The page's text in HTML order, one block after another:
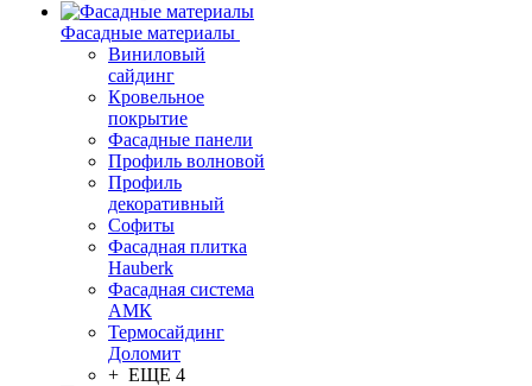
Фасадные материалы
Виниловый
сайдинг
Кровельное
покрытие
Фасадные панели
Профиль волновой
Профиль
декоративный
Софиты
Фасадная плитка
Hauberk
Фасадная система
АМК
Термосайдинг
Доломит
+ ЕЩЕ 4